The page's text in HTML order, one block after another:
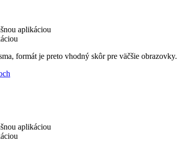
aplikáciou
formát je preto vhodný skôr pre väčšie obrazovky.
aplikáciou